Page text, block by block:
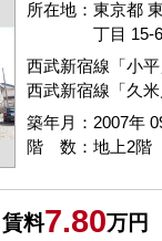
所在地
東京都
丁目 15-
築年月 2007年
西武新宿線「小
西武新宿線「久
階 数 地上2階
賃料7.80万円